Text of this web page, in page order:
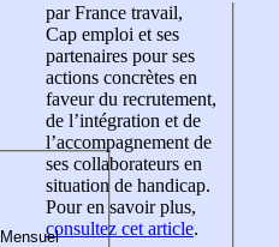
par France travail,
Cap emploi et ses
partenaires pour ses
actions concrètes en
faveur du recrutement,
de l’intégration et de
l’accompagnement de
ses collaborateurs en
situation de handicap.
Pour en savoir plus,
consultez cet article.